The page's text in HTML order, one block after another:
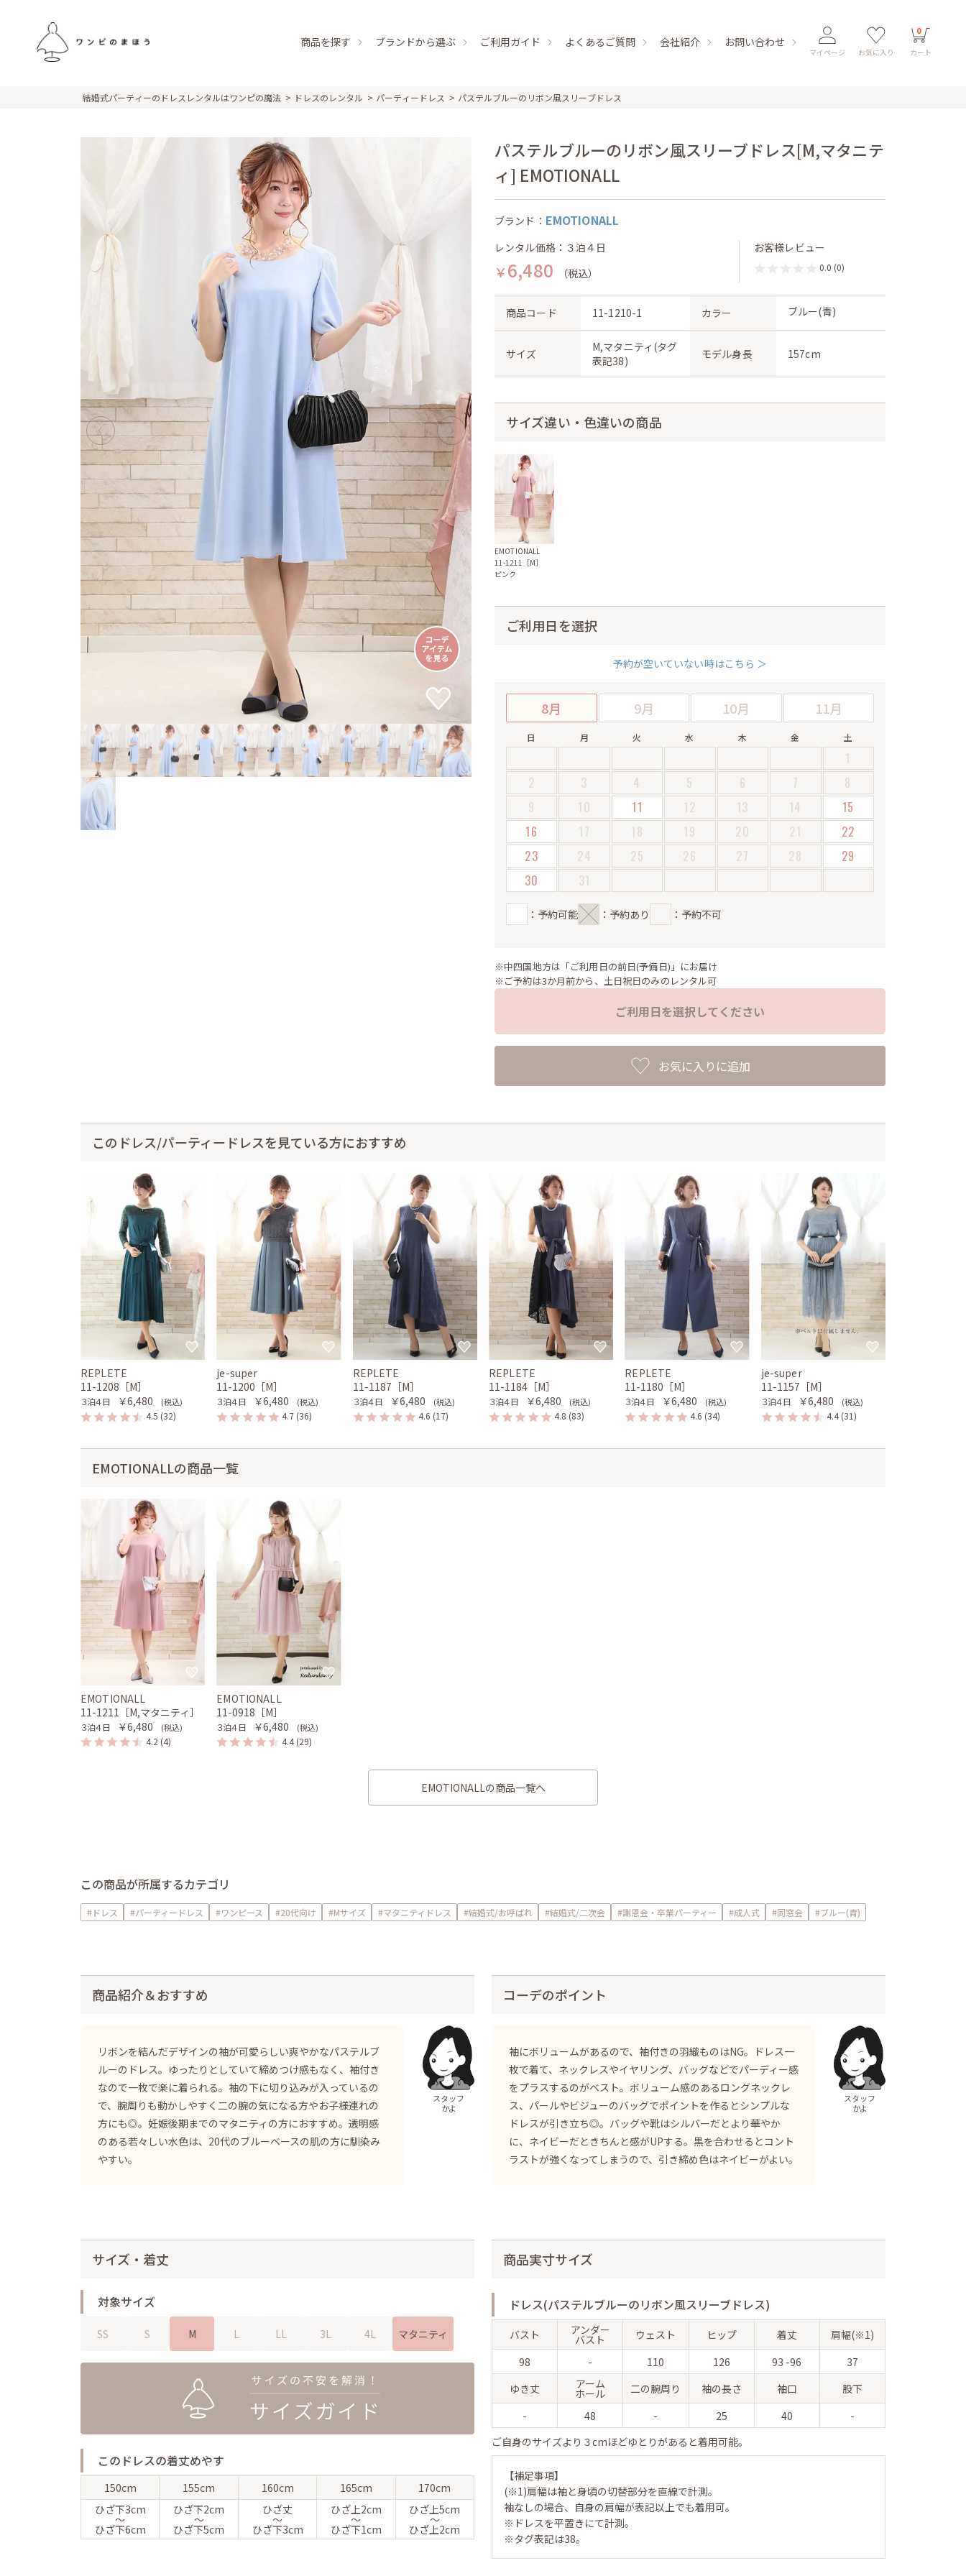
商品を探す ブランドから選ぶ ご利用ガイド よくあるご質問 会社紹介 お問い合わせ
マイページ お気に入り
0
カート
結婚式パーティーのドレスレンタルはワンピの魔法 ドレスのレンタル パーティードレス パステルブルーのリボン風スリーブドレス
パステルブルーのリボン風スリーブドレス[M,マタニテ
ィ] EMOTIONALL
ブランド： EMOTIONALL
レンタル価格：３泊４日
￥6,480 （税込）
お客様レビュー
0.0 (0)
商品コード 11-1210-1 カラー ブルー(青)
サイズ
M,マタニティ(タグ
表記38)
モデル身長 157cm
サイズ違い・色違いの商品
EMOTIONALL
11-1211［M］
ピンク
ご利用日を選択
予約が空いていない時はこちら ＞
8月 9月 10月 11月
日 月 火 水 木 金 土
1
2
3 4 5 6 7
8
9
10 11 12 13 14
15
16
17 18 19 20 21
22
23
24 25 26 27 28
29
30
31
：予約可能 ：予約あり ：予約不可
※中四国地方は「ご利用日の前日(予備日)」にお届け
※ご予約は3か月前から、土日祝日のみのレンタル可
ご利用日を選択してください
お気に入りに追加
このドレス/パーティードレスを見ている方におすすめ
REPLETE
11-1208［M］
３泊４日 ￥6,480 (税込)
4.5 (32)
je-super
11-1200［M］
３泊４日 ￥6,480 (税込)
4.7 (36)
REPLETE
11-1187［M］
３泊４日 ￥6,480 (税込)
4.6 (17)
REPLETE
11-1184［M］
３泊４日 ￥6,480 (税込)
4.8 (83)
REPLETE
11-1180［M］
３泊４日 ￥6,480 (税込)
4.6 (34)
je-super
11-1157［M］
３泊４日 ￥6,480 (税込)
4.4 (31)
EMOTIONALLの商品一覧
EMOTIONALL
11-1211［M,マタニティ］
３泊４日 ￥6,480 (税込)
4.2 (4)
EMOTIONALL
11-0918［M］
３泊４日 ￥6,480 (税込)
4.4 (29)
EMOTIONALLの商品一覧へ
この商品が所属するカテゴリ
#ドレス #パーティードレス #ワンピース #20代向け #Mサイズ #マタニティドレス #結婚式/お呼ばれ #結婚式/二次会 #謝恩会・卒業パーティー #成人式 #同窓会 #ブルー(青)
商品紹介＆おすすめ
リボンを結んだデザインの袖が可愛らしい爽やかなパステルブ
ルーのドレス。ゆったりとしていて締めつけ感もなく、袖付き
なので一枚で楽に着られる。袖の下に切り込みが入っているの
で、腕周りも動かしやすく二の腕の気になる方やお子様連れの
方にも◎。妊娠後期までのマタニティの方におすすめ。透明感
のある若々しい水色は、20代のブルーベースの肌の方に馴染み
やすい。
スタッフ
かよ
コーデのポイント
袖にボリュームがあるので、袖付きの羽織ものはNG。ドレス一
枚で着て、ネックレスやイヤリング、バッグなどでパーディー感
をプラスするのがベスト。ボリューム感のあるロングネックレ
ス、パールやビジューのバッグでポイントを作るとシンプルな
ドレスが引き立ち◎。バッグや靴はシルバーだとより華やか
に、ネイビーだときちんと感がUPする。黒を合わせるとコント
ラストが強くなってしまうので、引き締め色はネイビーがよい。
スタッフ
かよ
サイズ・着丈
対象サイズ
SS S M L LL 3L 4L マタニティ
このドレスの着丈めやす
150cm 155cm 160cm 165cm
170cm
ひざ下3cm
〜
ひざ下6cm
ひざ下2cm
〜
ひざ下5cm
ひざ丈
〜
ひざ下3cm
ひざ上2cm
〜
ひざ下1cm
ひざ上5cm
〜
ひざ上2cm
商品実寸サイズ
ドレス(パステルブルーのリボン風スリーブドレス)
バスト アンダー
バスト ウェスト ヒップ 着丈
肩幅(※1)
98
- 110 126 93 -96
37
ゆき丈
アーム
ホール 二の腕周り 袖の長さ 袖口
股下
-
48 - 25 40
-
ご自身のサイズより３cmほどゆとりがあると着用可能。
【補足事項】
(※1)肩幅は袖と身頃の切替部分を直線で計測。
袖なしの場合、自身の肩幅が表記以上でも着用可。
※ドレスを平置きにて計測。
※タグ表記は38。